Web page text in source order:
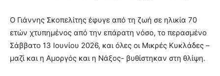
Ο Γιάννης Σκοπελίτης έφυγε από τη ζωή σε ηλικία 70
ετών χτυπημένος από την επάρατη νόσο, το περασμένο
Σάββατο 13 Ιουνίου 2026, και όλες οι Μικρές Κυκλάδες –
μαζί και η Αμοργός και η Νάξος- βυθίστηκαν στη θλίψη.